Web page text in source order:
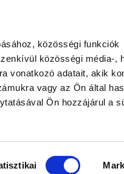
közösségi funkciók
közösségi média-,
vonatkozó adatait, akik
vagy az Ön által
Ön hozzájárul a